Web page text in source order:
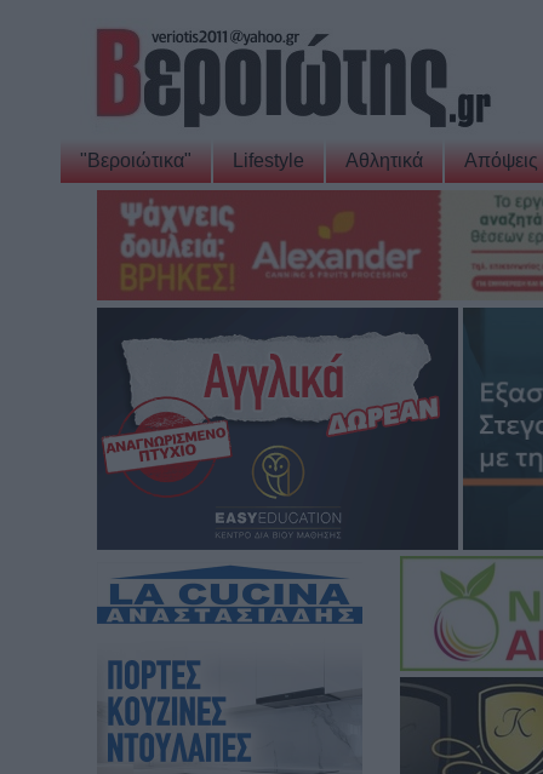
"Βεροιώτικα" Lifestyle Αθλητικά Απόψεις